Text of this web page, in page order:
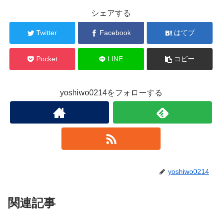
シェアする
Twitter Facebook はてブ
Pocket LINE コピー
yoshiwo0214をフォローする
yoshiwo0214
関連記事